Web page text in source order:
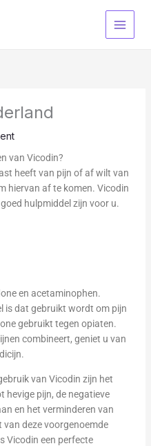
van Vicodin?
heeft van pijn of af wilt van
hiervan af te komen. Vicodin
hulpmiddel zijn voor u.
en acetaminophen.
is dat gebruikt wordt om pijn
gebruikt tegen opiaten.
combineert, geniet u van
van Vicodin zijn het
hevige pijn, de negatieve
en het verminderen van
deze voorgenoemde
Vicodin een perfecte